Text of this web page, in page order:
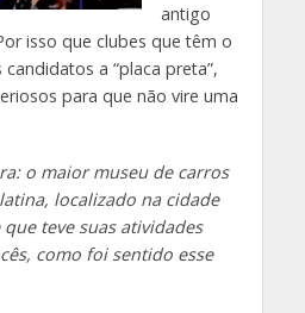
antigo
isso que clubes que têm o
a “placa preta”,
para que não vire uma
o maior museu de carros
localizado na cidade
teve suas atividades
como foi sentido esse